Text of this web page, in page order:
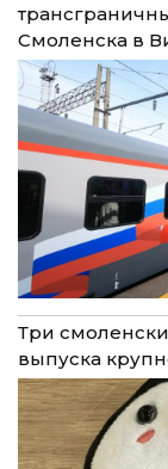
Смоленска в
Три
выпуска